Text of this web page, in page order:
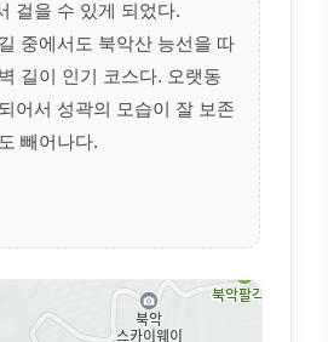
걸을 수 있게 되었다.
중에서도 북악산 능선을 따
길이 인기 코스다. 오랫동
어서 성곽의 모습이 잘 보존
빼어나다.